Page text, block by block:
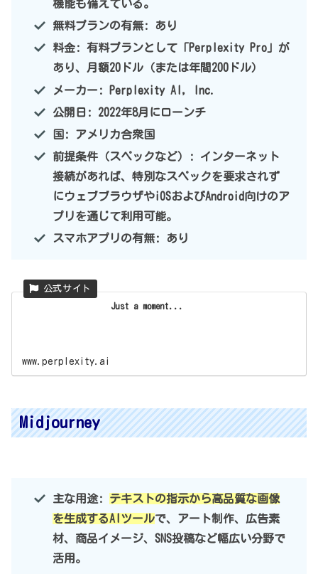
機能も備えている。
無料プランの有無: あり
料金: 有料プランとして「Perplexity Pro」が
あり、月額20ドル（または年間200ドル）
メーカー: Perplexity AI, Inc.
公開日: 2022年8月にローンチ
国: アメリカ合衆国
前提条件（スペックなど）: インターネット
接続があれば、特別なスペックを要求されず
にウェブブラウザやiOSおよびAndroid向けのア
プリを通じて利用可能。
スマホアプリの有無: あり
Just a moment...
www.perplexity.ai
Midjourney
主な用途: テキストの指示から高品質な画像
を生成するAIツールで、アート制作、広告素
材、商品イメージ、SNS投稿など幅広い分野で
活用。